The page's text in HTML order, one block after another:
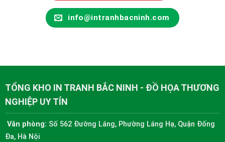
info@intranhbacninh.com
TỔNG KHO IN TRANH BẮC NINH - ĐỒ HỌA THƯƠNG
NGHIỆP UY TÍN
Văn phòng: Số 562 Đường Láng, Phường Láng Hạ, Quận Đống
Đa, Hà Nội